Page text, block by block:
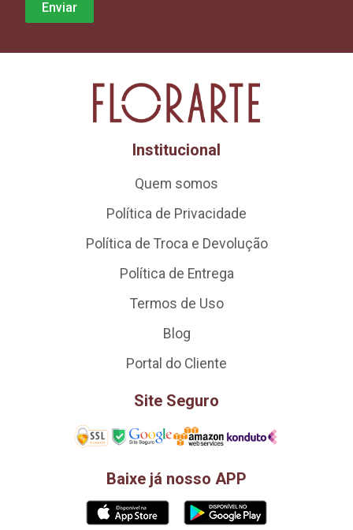
Institucional
Quem somos
Política de Privacidade
Política de Troca e Devolução
Política de Entrega
Termos de Uso
Blog
Portal do Cliente
Site Seguro
Baixe já nosso APP